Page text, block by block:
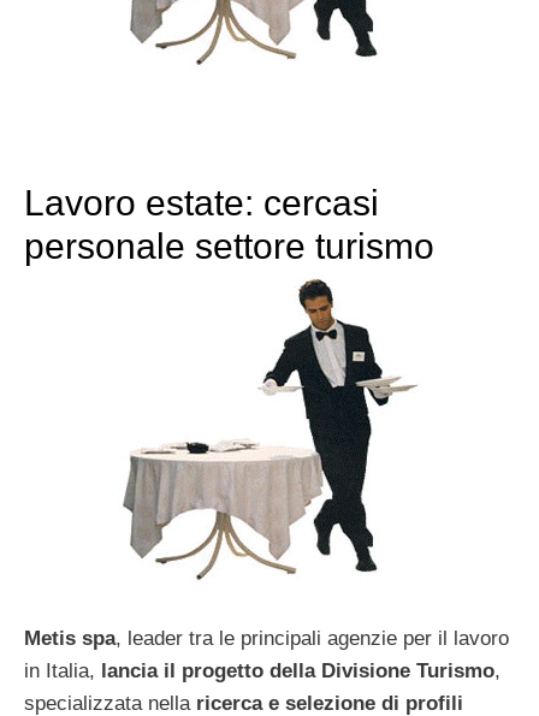
Lavoro estate: cercasi
personale settore turismo
Metis spa, leader tra le principali agenzie per il lavoro
in Italia, lancia il progetto della Divisione Turismo,
specializzata nella ricerca e selezione di profili